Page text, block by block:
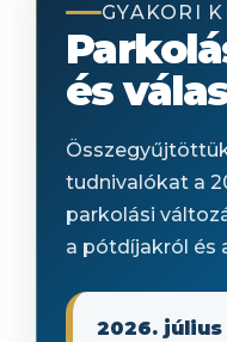
GYAKORI
és
tudnivalókat a
parkolási
a pótdíjakról és
2026. július